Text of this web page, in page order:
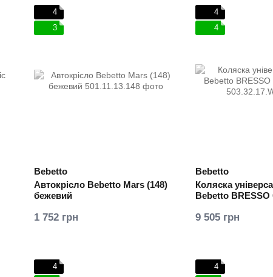
4
3
Bebetto
Автокрісло Bebetto Mars (148)
бежевий
1 752 грн
4
4
Bebetto
Коляска
Bebetto BRESSO
9 505 грн
4
4